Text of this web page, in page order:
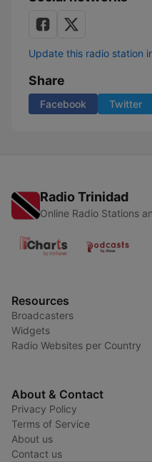
Update this radio station
Share
Facebook Twitter
Radio Trinidad
Online Radio Stations
Resources
Broadcasters
Widgets
Radio Websites per Country
About & Contact
Privacy Policy
Terms of Service
About us
Contact us